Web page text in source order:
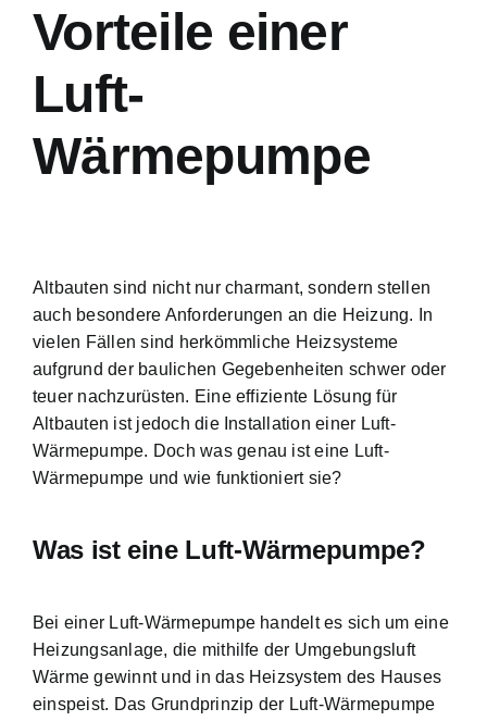
Vorteile einer
Luft-
Wärmepumpe
Altbauten sind nicht nur charmant, sondern stellen
auch besondere Anforderungen an die Heizung. In
vielen Fällen sind herkömmliche Heizsysteme
aufgrund der baulichen Gegebenheiten schwer oder
teuer nachzurüsten. Eine effiziente Lösung für
Altbauten ist jedoch die Installation einer Luft-
Wärmepumpe. Doch was genau ist eine Luft-
Wärmepumpe und wie funktioniert sie?
Was ist eine Luft-Wärmepumpe?
Bei einer Luft-Wärmepumpe handelt es sich um eine
Heizungsanlage, die mithilfe der Umgebungsluft
Wärme gewinnt und in das Heizsystem des Hauses
einspeist. Das Grundprinzip der Luft-Wärmepumpe